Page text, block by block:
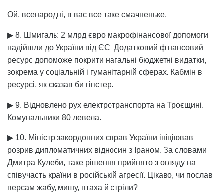
Ой, всенародні, в вас все таке смачненьке.
▶ 8. Шмигаль: 2 млрд євро макрофінансової допомоги
надійшли до України від ЄС. Додатковий фінансовий
ресурс допоможе покрити нагальні бюджетні видатки,
зокрема у соціальній і гуманітарній сферах. Кабмін в
ресурсі, як сказав би гіпстер.
▶ 9. Відновлено рух електротранспорта на Троєщині.
Комунальники 80 левела.
▶ 10. Міністр закордонних справ України ініціював
розрив дипломатичних відносин з Іраном. За словами
Дмитра Кулеби, таке рішення прийнято з огляду на
співучасть країни в російській агресії. Цікаво, чи послав
персам жабу, мишу, птаха й стріли?